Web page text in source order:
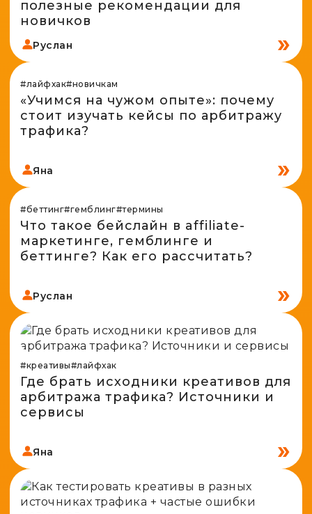
полезные рекомендации для
новичков
Руслан
#лайфхак#новичкам
«Учимся на чужом опыте»: почему
стоит изучать кейсы по арбитражу
трафика?
Яна
#беттинг#гемблинг#термины
Что такое бейслайн в affiliate-
маркетинге, гемблинге и
беттинге? Как его рассчитать?
Руслан
#креативы#лайфхак
Где брать исходники креативов для
арбитража трафика? Источники и
сервисы
Яна